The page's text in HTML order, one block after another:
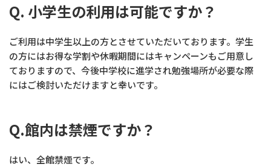
Q. 小学生の利用は可能ですか？
ご利用は中学生以上の方とさせていただいております。学生
の方にはお得な学割や休暇期間にはキャンペーンもご用意し
ておりますので、今後中学校に進学され勉強場所が必要な際
にはご検討いただけますと幸いです。
Q.館内は禁煙ですか？
はい、全館禁煙です。